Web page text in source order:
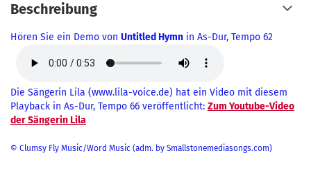
Beschreibung
Hören Sie ein Demo von Untitled Hymn in As-Dur, Tempo 62
Die Sängerin Lila (www.lila-voice.de) hat ein Video mit diesem
Playback in As-Dur, Tempo 66 veröffentlicht: Zum Youtube-Video
der Sängerin Lila
© Clumsy Fly Music/Word Music (adm. by Smallstonemediasongs.com)